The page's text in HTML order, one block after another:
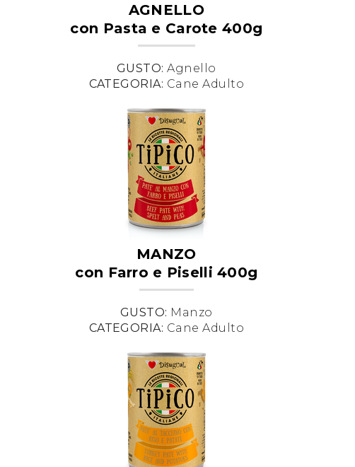
AGNELLO
con Pasta e Carote 400g
GUSTO:Agnello
CATEGORIA: Cane Adulto
MANZO
con Farro e Piselli 400g
GUSTO: Manzo
CATEGORIA: Cane Adulto